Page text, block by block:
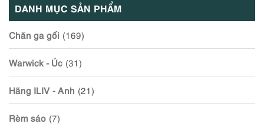
DANH MỤC SẢN PHẨM
Chăn ga gối (169)
Warwick - Úc (31)
Hãng ILIV - Anh (21)
Rèm sáo (7)